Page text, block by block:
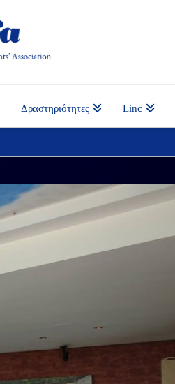
Δραστηριότητες Linc